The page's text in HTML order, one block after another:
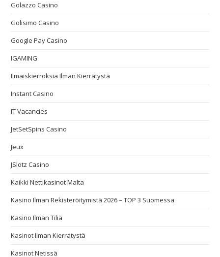
Golazzo Casino
Golisimo Casino
Google Pay Casino
IGAMING
Ilmaiskierroksia Ilman Kierrätystä
Instant Casino
IT Vacancies
JetSetSpins Casino
Jeux
JSlotz Casino
Kaikki Nettikasinot Malta
Kasino Ilman Rekisteröitymistä 2026 – TOP 3 Suomessa
Kasino Ilman Tiliä
Kasinot Ilman Kierrätystä
Kasinot Netissä